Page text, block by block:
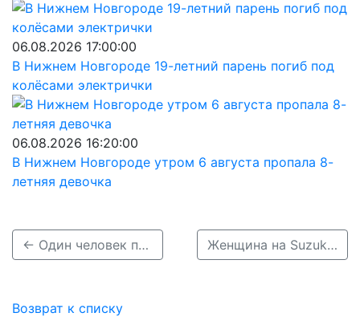
06.08.2026 17:00:00
В Нижнем Новгороде 19-летний парень погиб под
колёсами электрички
06.08.2026 16:20:00
В Нижнем Новгороде утром 6 августа пропала 8-
летняя девочка
← Один человек пострадал при столкновении двух автобусов в Нижнем Новгороде Женщина на Suzuki влетела в светофор и попала на видео в Сарове →
Возврат к списку